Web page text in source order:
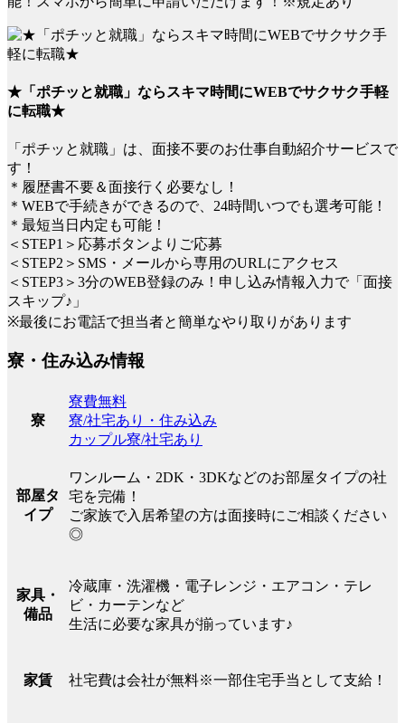
★「ポチッと就職」ならスキマ時間にWEBでサクサク手軽
に転職★
「ポチッと就職」は、面接不要のお仕事自動紹介サービスで
す！
＊履歴書不要＆面接行く必要なし！
＊WEBで手続きができるので、24時間いつでも選考可能！
＊最短当日内定も可能！
＜STEP1＞応募ボタンよりご応募
＜STEP2＞SMS・メールから専用のURLにアクセス
＜STEP3＞3分のWEB登録のみ！申し込み情報入力で「面接
スキップ♪」
※最後にお電話で担当者と簡単なやり取りがあります
寮・住み込み情報
寮
寮費無料
寮/社宅あり・住み込み
カップル寮/社宅あり
部屋タ
イプ
ワンルーム・2DK・3DKなどのお部屋タイプの社
宅を完備！
ご家族で入居希望の方は面接時にご相談ください
◎
家具・
備品
冷蔵庫・洗濯機・電子レンジ・エアコン・テレ
ビ・カーテンなど
生活に必要な家具が揃っています♪
家賃 社宅費は会社が無料※一部住宅手当として支給！